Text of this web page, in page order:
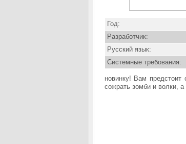
Год:
Разработчик:
Русский язык:
Системные требования:
новинку! Вам
сожрать зомби и волки,